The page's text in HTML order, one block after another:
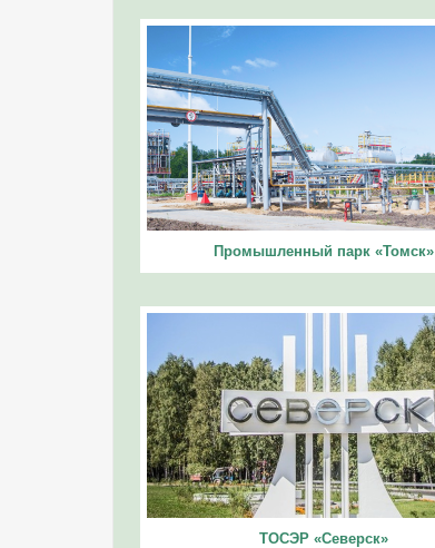
Промышленный парк «Томск»
ТОСЭР «Северск»